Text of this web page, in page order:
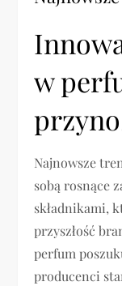
w
Najnowsze
sobą rosnące
składnikami,
przyszłość
perfum
producenci